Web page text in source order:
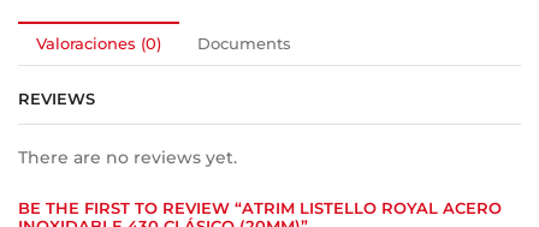
Valoraciones (0) Documents
REVIEWS
There are no reviews yet.
BE THE FIRST TO REVIEW “ATRIM LISTELLO ROYAL ACERO